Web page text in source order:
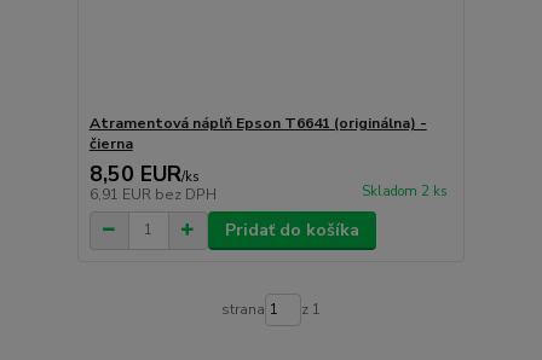
Atramentová náplň Epson T6641 (originálna) -
čierna
8,50 EUR/ks
6,91 EUR bez DPH Skladom 2 ks
Pridať do košíka
strana z 1